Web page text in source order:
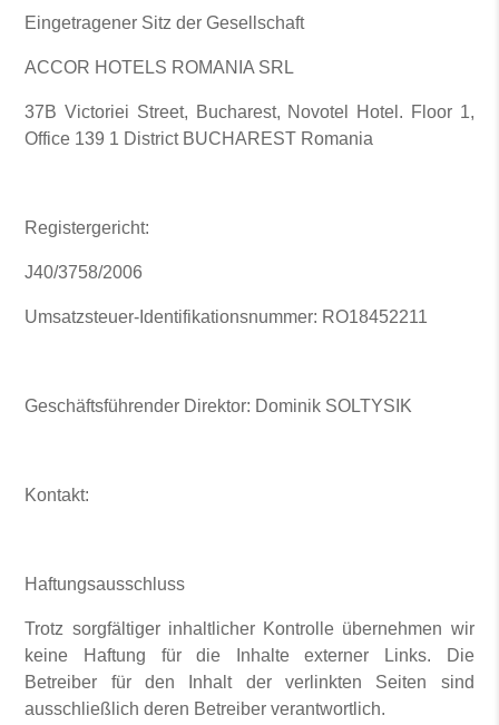
Eingetragener Sitz der Gesellschaft
ACCOR HOTELS ROMANIA SRL
37B Victoriei Street, Bucharest, Novotel Hotel. Floor 1,
Office 139 1 District BUCHAREST Romania
Registergericht:
J40/3758/2006
Umsatzsteuer-Identifikationsnummer: RO18452211
Geschäftsführender Direktor: Dominik SOLTYSIK
Kontakt:
Haftungsausschluss
Trotz sorgfältiger inhaltlicher Kontrolle übernehmen wir
keine Haftung für die Inhalte externer Links. Die
Betreiber für den Inhalt der verlinkten Seiten sind
ausschließlich deren Betreiber verantwortlich.